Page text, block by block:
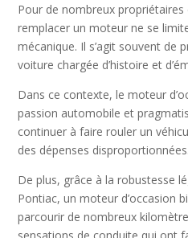
Pour de nombreux
remplacer un moteur ne se
mécanique. Il s’agit souvent de
voiture chargée d’histoire et
Dans ce contexte, le moteur
passion automobile et
continuer à faire rouler un
des dépenses disproportionnées.
De plus, grâce à la robustesse
Pontiac, un moteur d’occasion
parcourir de nombreux